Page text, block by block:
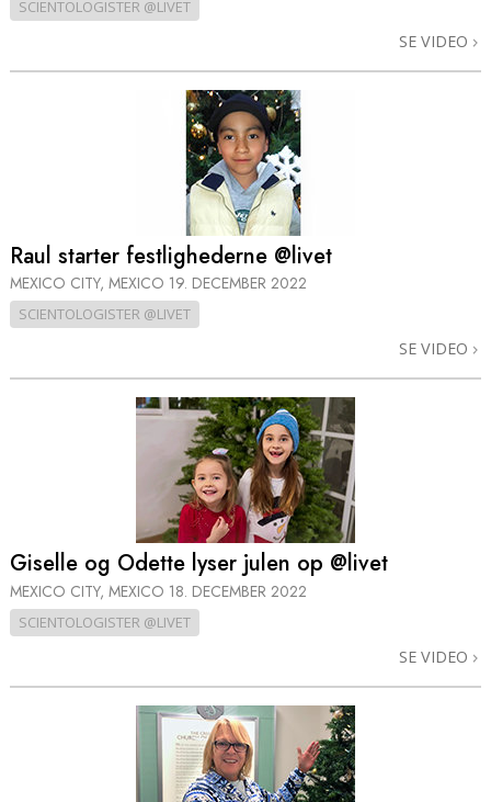
SCIENTOLOGISTER @LIVET
SE VIDEO
Raul starter festlighederne @livet
MEXICO CITY, MEXICO 19. DECEMBER 2022
SCIENTOLOGISTER @LIVET
SE VIDEO
Giselle og Odette lyser julen op @livet
MEXICO CITY, MEXICO 18. DECEMBER 2022
SCIENTOLOGISTER @LIVET
SE VIDEO